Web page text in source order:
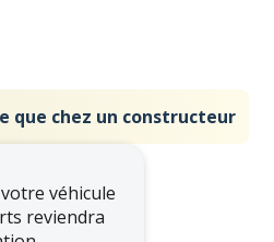
que chez un constructeur
véhicule
reviendra